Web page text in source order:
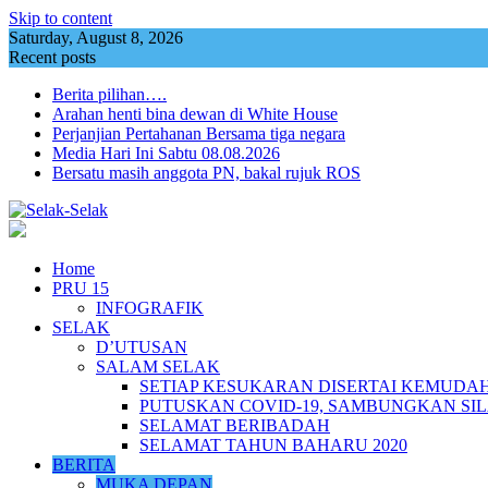
Skip to content
Saturday, August 8, 2026
Recent posts
Berita pilihan….
Arahan henti bina dewan di White House
Perjanjian Pertahanan Bersama tiga negara
Media Hari Ini Sabtu 08.08.2026
Bersatu masih anggota PN, bakal rujuk ROS
Home
PRU 15
INFOGRAFIK
SELAK
D’UTUSAN
SALAM SELAK
SETIAP KESUKARAN DISERTAI
PUTUSKAN COVID-19, SAMBUNGKAN
SELAMAT BERIBADAH
SELAMAT TAHUN BAHARU 2020
BERITA
MUKA DEPAN